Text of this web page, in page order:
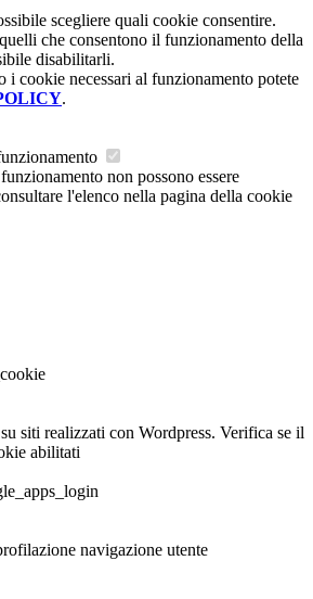
scegliere quali cookie consentire.
che consentono il funzionamento della
disabilitarli.
i cookie necessari al funzionamento potete
.
non possono essere
l'elenco nella pagina della cookie
siti realizzati con Wordpress. Verifica se il
abilitati
navigazione utente